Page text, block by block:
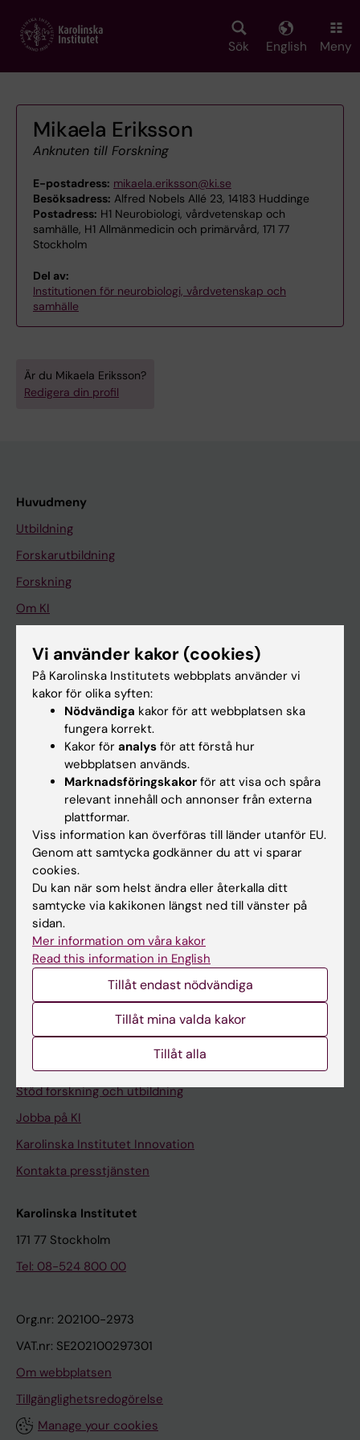
main
Sök English Meny
Mikaela Eriksson
Anknuten till Forskning
E-postadress: mikaela.eriksson@ki.se
Besöksadress: Alfred Nobels Allé 23, 14183 Huddinge
Postadress: H1 Neurobiologi, vårdvetenskap och
samhälle, H1 Allmänmedicin och primärvård, 171 77
Stockholm
Del av:
Institutionen för neurobiologi, vårdvetenskap och
samhälle
Är du Mikaela Eriksson?
Redigera din profil
Huvudmeny
Utbildning
Forskarutbildning
Forskning
Om KI
På gång
Nyheter
Kalender
Schema
Studentmejlen
Kurs- och programwebbar
Student på KI
Medarbetare
Medarbetarportalen
Kontakta och besök KI
Universitetsbiblioteket
Stöd forskning och utbildning
Jobba på KI
Karolinska Institutet Innovation
Kontakta presstjänsten
Karolinska Institutet
171 77 Stockholm
Tel: 08-524 800 00
Org.nr: 202100-2973
VAT.nr: SE202100297301
Om webbplatsen
Tillgänglighetsredogörelse
Manage your cookies
Vi använder kakor (cookies)
På Karolinska Institutets webbplats använder vi
kakor för olika syften:
Nödvändiga kakor för att webbplatsen ska
fungera korrekt.
Kakor för analys för att förstå hur
webbplatsen används.
Marknadsföringskakor för att visa och spåra
relevant innehåll och annonser från externa
plattformar.
Viss information kan överföras till länder utanför EU.
Genom att samtycka godkänner du att vi sparar
cookies.
Du kan när som helst ändra eller återkalla ditt
samtycke via kakikonen längst ned till vänster på
sidan.
Mer information om våra kakor
Read this information in English
Tillåt endast nödvändiga
Tillåt mina valda kakor
Tillåt alla